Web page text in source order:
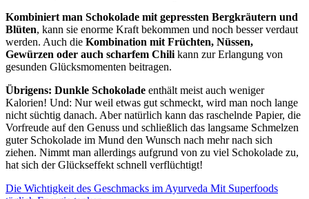
Kombiniert man Schokolade mit gepressten Bergkräutern und
Blüten, kann sie enorme Kraft bekommen und noch besser verdaut
werden. Auch die Kombination mit Früchten, Nüssen,
Gewürzen oder auch scharfem Chili kann zur Erlangung von
gesunden Glücksmomenten beitragen.
Übrigens: Dunkle Schokolade enthält meist auch weniger
Kalorien! Und: Nur weil etwas gut schmeckt, wird man noch lange
nicht süchtig danach. Aber natürlich kann das raschelnde Papier, die
Vorfreude auf den Genuss und schließlich das langsame Schmelzen
guter Schokolade im Mund den Wunsch nach mehr nach sich
ziehen. Nimmt man allerdings aufgrund von zu viel Schokolade zu,
hat sich der Glückseffekt schnell verflüchtigt!
Die Wichtigkeit des Geschmacks im Ayurveda Mit Superfoods